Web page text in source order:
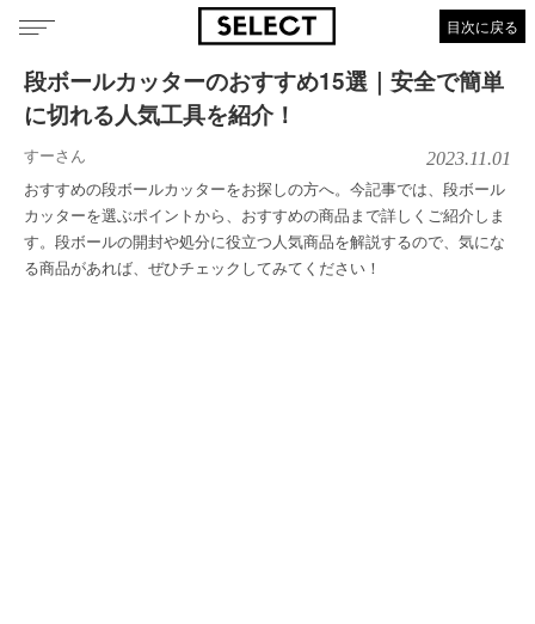
目次に戻る
段ボールカッターのおすすめ15選｜安全で簡単
に切れる人気工具を紹介！
すーさん 2023.11.01
おすすめの段ボールカッターをお探しの方へ。今記事では、段ボール
カッターを選ぶポイントから、おすすめの商品まで詳しくご紹介しま
す。段ボールの開封や処分に役立つ人気商品を解説するので、気にな
る商品があれば、ぜひチェックしてみてください！